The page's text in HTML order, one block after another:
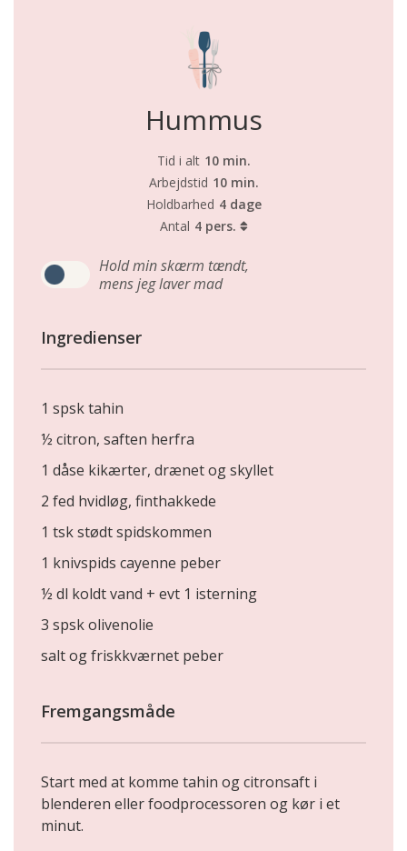
Hummus
Tid i alt 10 min.
Arbejdstid 10 min.
Holdbarhed 4 dage
Antal 4 pers.
Hold min skærm tændt,
mens jeg laver mad
Ingredienser
1 spsk tahin
½ citron, saften herfra
1 dåse kikærter, drænet og skyllet
2 fed hvidløg, finthakkede
1 tsk stødt spidskommen
1 knivspids cayenne peber
½ dl koldt vand + evt 1 isterning
3 spsk olivenolie
salt og friskkværnet peber
Fremgangsmåde
Start med at komme tahin og citronsaft i
blenderen eller foodprocessoren og kør i et
minut.